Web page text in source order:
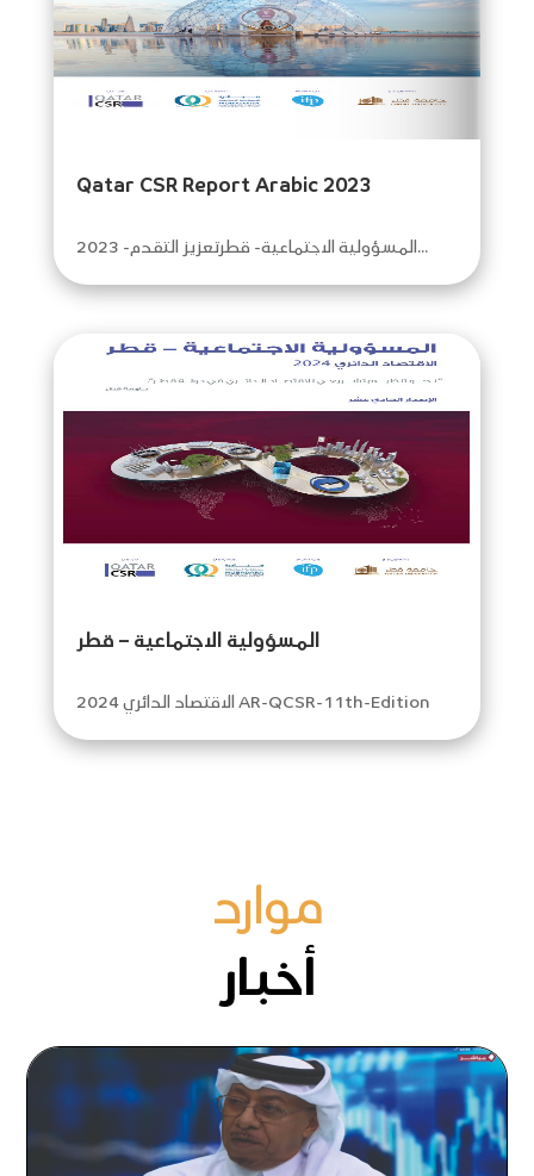
Qatar CSR Report Arabic 2023
المسؤولية الاجتماعية- قطرتعزيز التقدم- 2023...
المسؤولية الاجتماعية – قطر
الاقتصاد الدائري 2024 AR-QCSR-11th-Edition
موارد
أخبار